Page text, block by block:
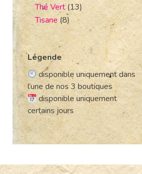
Thé Vert (13)
Tisane (8)
Légende
disponible uniquement dans
l’une de nos 3 boutiques
disponible uniquement
certains jours